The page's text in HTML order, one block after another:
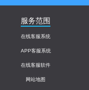
在线客服
服务范围
在线客服系统
APP客服系统
在线客服软件
网站地图